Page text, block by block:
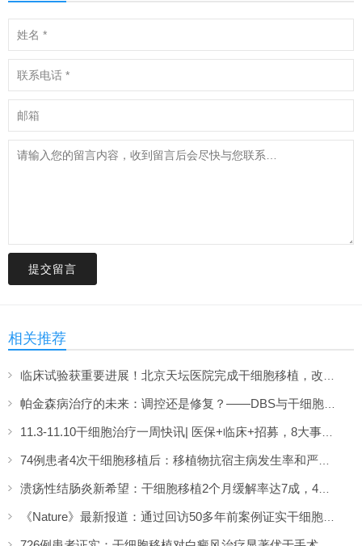
提交留言
相关推荐
临床试验获重要进展！北京天坛医院完成干细胞移植，改写帕金森治疗格局
帕金森病治疗的未来：调控还是修复？——DBS与干细胞移植的比较与前瞻
11.3-11.10干细胞治疗一周快讯| 医保+临床+招募，8大事件全览
74例患者4次干细胞移植后：移植物抗宿主病发生率和严重程度得到显著改善
溃疡性结肠炎新希望：干细胞移植2个月缓解率达7成，4成患者实现粘膜愈合
《Nature》最新报道：通过回访50多年前案例证实干细胞移植不会增加致癌突变风险！